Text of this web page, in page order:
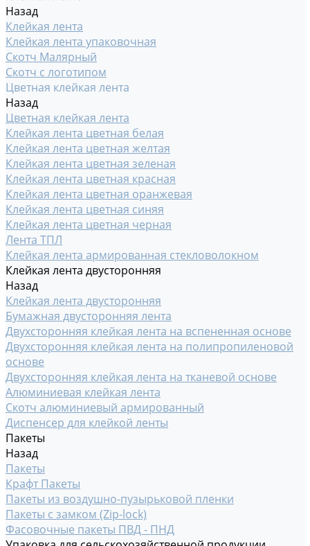
Назад
Клейкая лента
Клейкая лента упаковочная
Скотч Малярный
Скотч с логотипом
Цветная клейкая лента
Назад
Цветная клейкая лента
Клейкая лента цветная белая
Клейкая лента цветная желтая
Клейкая лента цветная зеленая
Клейкая лента цветная красная
Клейкая лента цветная оранжевая
Клейкая лента цветная синяя
Клейкая лента цветная черная
Лента ТПЛ
Клейкая лента армированная стекловолокном
Клейкая лента двусторонняя
Назад
Клейкая лента двусторонняя
Бумажная двусторонняя лента
Двухсторонняя клейкая лента на вспененная основе
Двухсторонняя клейкая лента на полипропиленовой
основе
Двухсторонняя клейкая лента на тканевой основе
Алюминиевая клейкая лента
Скотч алюминиевый армированный
Диспенсер для клейкой ленты
Пакеты
Назад
Пакеты
Крафт Пакеты
Пакеты из воздушно-пузырьковой пленки
Пакеты с замком (Zip-lock)
Фасовочные пакеты ПВД - ПНД